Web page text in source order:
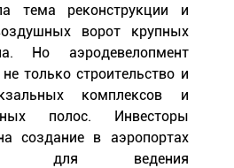
тема реконструкции и
ворот крупных
Но аэродевелопмент
только строительство и
комплексов и
полос. Инвесторы
создание в аэропортах
для ведения